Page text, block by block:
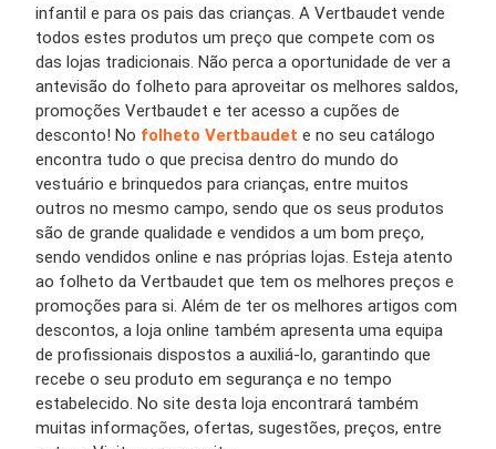
infantil e para os pais das crianças. A Vertbaudet vende
todos estes produtos um preço que compete com os
das lojas tradicionais. Não perca a oportunidade de ver a
antevisão do folheto para aproveitar os melhores saldos,
promoções Vertbaudet e ter acesso a cupões de
desconto! No folheto Vertbaudet e no seu catálogo
encontra tudo o que precisa dentro do mundo do
vestuário e brinquedos para crianças, entre muitos
outros no mesmo campo, sendo que os seus produtos
são de grande qualidade e vendidos a um bom preço,
sendo vendidos online e nas próprias lojas. Esteja atento
ao folheto da Vertbaudet que tem os melhores preços e
promoções para si. Além de ter os melhores artigos com
descontos, a loja online também apresenta uma equipa
de profissionais dispostos a auxiliá-lo, garantindo que
recebe o seu produto em segurança e no tempo
estabelecido. No site desta loja encontrará também
muitas informações, ofertas, sugestões, preços, entre